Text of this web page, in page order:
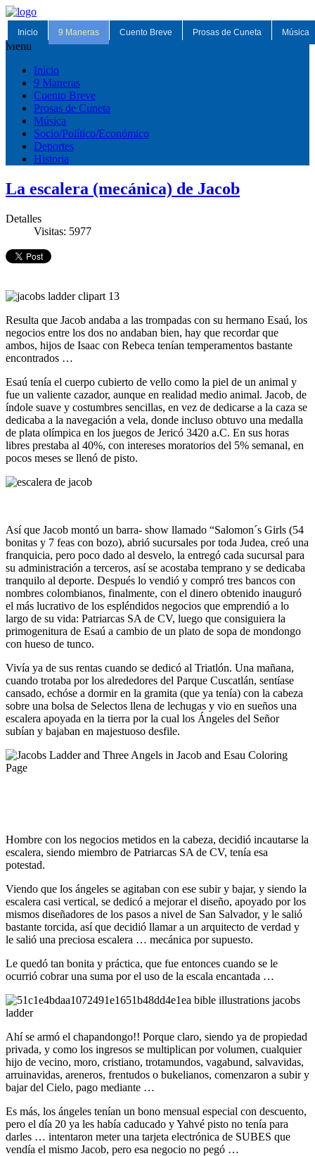
Inicio 9 Maneras Cuento Breve Prosas de Cuneta Música
Menu
Inicio
9 Maneras
Cuento Breve
Prosas de Cuneta
Música
Socio/Político/Económico
Deportes
Historia
La escalera (mecánica) de Jacob
Detalles
Visitas: 5977
Resulta que Jacob andaba a las trompadas con su hermano Esaú, los
negocios entre los dos no andaban bien, hay que recordar que
ambos, hijos de Isaac con Rebeca tenían temperamentos bastante
encontrados …
Esaú tenía el cuerpo cubierto de vello como la piel de un animal y
fue un valiente cazador, aunque en realidad medio animal. Jacob, de
índole suave y costumbres sencillas, en vez de dedicarse a la caza se
dedicaba a la navegación a vela, donde incluso obtuvo una medalla
de plata olímpica en los juegos de Jericó 3420 a.C. En sus horas
libres prestaba al 40%, con intereses moratorios del 5% semanal, en
pocos meses se llenó de pisto.
Así que Jacob montó un barra- show llamado “Salomon´s Girls (54
bonitas y 7 feas con bozo), abrió sucursales por toda Judea, creó una
franquicia, pero poco dado al desvelo, la entregó cada sucursal para
su administración a terceros, así se acostaba temprano y se dedicaba
tranquilo al deporte. Después lo vendió y compró tres bancos con
nombres colombianos, finalmente, con el dinero obtenido inauguró
el más lucrativo de los espléndidos negocios que emprendió a lo
largo de su vida: Patriarcas SA de CV, luego que consiguiera la
primogenitura de Esaú a cambio de un plato de sopa de mondongo
con hueso de tunco.
Vivía ya de sus rentas cuando se dedicó al Triatlón. Una mañana,
cuando trotaba por los alrededores del Parque Cuscatlán, sentíase
cansado, echóse a dormir en la gramita (que ya tenía) con la cabeza
sobre una bolsa de Selectos llena de lechugas y vio en sueños una
escalera apoyada en la tierra por la cual los Ángeles del Señor
subían y bajaban en majestuoso desfile.
Hombre con los negocios metidos en la cabeza, decidió incautarse la
escalera, siendo miembro de Patriarcas SA de CV, tenía esa
potestad.
Viendo que los ángeles se agitaban con ese subir y bajar, y siendo la
escalera casi vertical, se dedicó a mejorar el diseño, apoyado por los
mismos diseñadores de los pasos a nivel de San Salvador, y le salió
bastante torcida, así que decidió llamar a un arquitecto de verdad y
le salió una preciosa escalera … mecánica por supuesto.
Le quedó tan bonita y práctica, que fue entonces cuando se le
ocurrió cobrar una suma por el uso de la escala encantada …
Ahí se armó el chapandongo!! Porque claro, siendo ya de propiedad
privada, y como los ingresos se multiplican por volumen, cualquier
hijo de vecino, moro, cristiano, trotamundos, vagabund, salvavidas,
arruinavidas, areneros, frentudos o bukelianos, comenzaron a subir y
bajar del Cielo, pago mediante …
Es más, los ángeles tenían un bono mensual especial con descuento,
pero el día 20 ya les había caducado y Yahvé pisto no tenía para
darles … intentaron meter una tarjeta electrónica de SUBES que
vendía el mismo Jacob, pero esa negocio no pegó …